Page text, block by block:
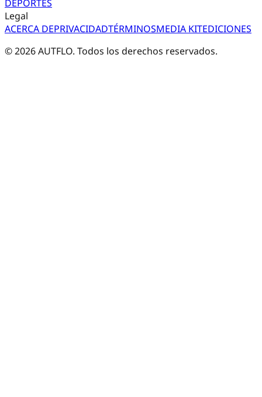
DEPORTES
Legal
ACERCA DEPRIVACIDADTÉRMINOSMEDIA KITEDICIONES
©2026AUTFLO. Todos los derechos reservados.